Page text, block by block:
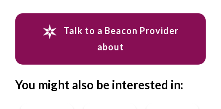
Talk to a Beacon Provider
about
You might also be interested in: